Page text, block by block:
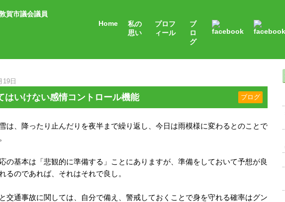
Home
私の
思い
プロフ
ィール
ブ
ロ
グ
19日
はいけない感情コントロール機能 ブログ
は、降ったり止んだりを夜半まで繰り返し、今日は雨模様に変わるとのことで
の基本は「悲観的に準備する」ことにありますが、準備をしておいて予想が良
るのであれば、それはそれで良し。
交通事故に関しては、自分で備え、警戒しておくことで身を守れる確率はグン